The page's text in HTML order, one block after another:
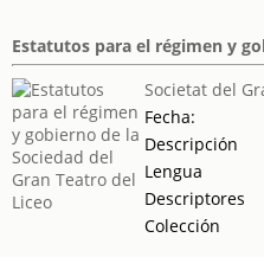
Estatutos para el régimen y
Societat del
Fecha:
Descripción
Lengua
Descriptores
Colección